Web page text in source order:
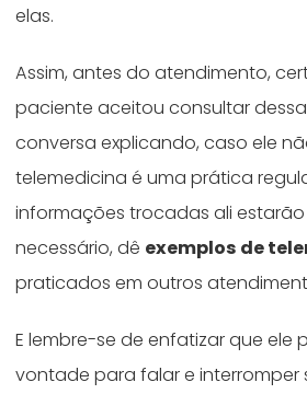
elas.
Assim, antes do atendimento,
paciente aceitou consultar
conversa explicando, caso ele
telemedicina é uma prática
informações trocadas ali estarão
necessário, dê exemplos de
praticados em outros
E lembre-se de enfatizar que ele
vontade para falar e interromper